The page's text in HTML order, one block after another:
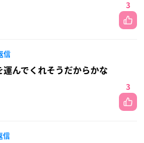
3
信
んでくれそうだからかな
3
信